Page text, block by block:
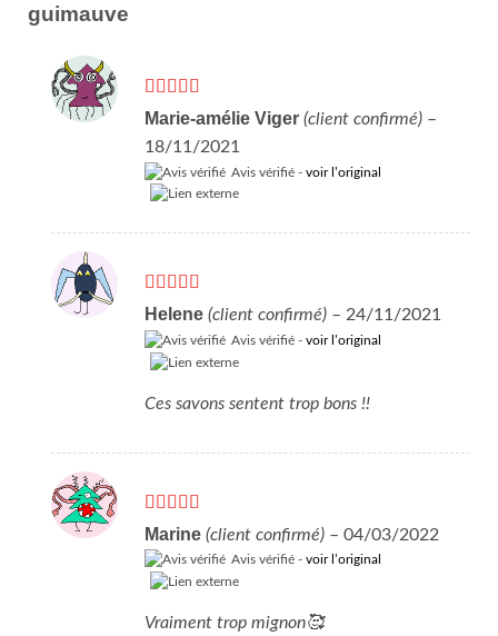
guimauve
Note5 sur 5
Marie-amélie Viger (client confirmé) –
18/11/2021
Avis vérifié - voir l’original
Note5sur 5
Helene (client confirmé) – 24/11/2021
Avis vérifié - voir l’original
Ces savons sentent trop bons !!
Note5sur 5
Marine (client confirmé) – 04/03/2022
Avis vérifié - voir l’original
Vraiment trop mignon🥰